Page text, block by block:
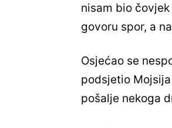
nisam bio
govoru spor, a
Osjećao se
podsjetio
pošalje nekoga